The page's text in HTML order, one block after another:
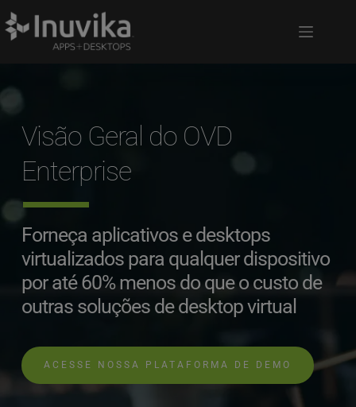
Visão Geral do OVD
Enterprise
Forneça aplicativos e desktops
virtualizados para qualquer dispositivo
por até 60% menos do que o custo de
outras soluções de desktop virtual
ACESSE NOSSA PLATAFORMA DE DEMO